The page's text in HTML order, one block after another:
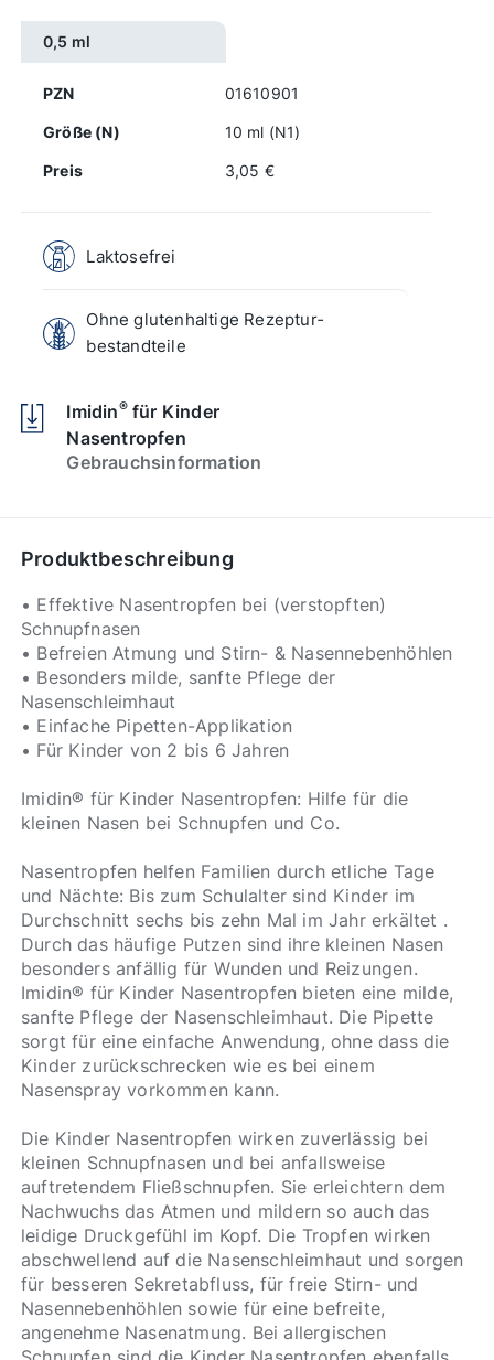
0,5 ml
PZN 01610901
Größe (N) 10 ml (N1)
Preis 3,05 €
Laktosefrei
Ohne gluten­haltige Rezeptur­
bestandteile
Imidin®für Kinder
Nasentropfen
Gebrauchsinformation
Produktbeschreibung
• Effektive Nasentropfen bei (verstopften)
Schnupfnasen
• Befreien Atmung und Stirn- & Nasennebenhöhlen
• Besonders milde, sanfte Pflege der
Nasenschleimhaut
• Einfache Pipetten-Applikation
• Für Kinder von 2 bis 6 Jahren
Imidin® für Kinder Nasentropfen: Hilfe für die
kleinen Nasen bei Schnupfen und Co.
Nasentropfen helfen Familien durch etliche Tage
und Nächte: Bis zum Schulalter sind Kinder im
Durchschnitt sechs bis zehn Mal im Jahr erkältet .
Durch das häufige Putzen sind ihre kleinen Nasen
besonders anfällig für Wunden und Reizungen.
Imidin® für Kinder Nasentropfen bieten eine milde,
sanfte Pflege der Nasenschleimhaut. Die Pipette
sorgt für eine einfache Anwendung, ohne dass die
Kinder zurückschrecken wie es bei einem
Nasenspray vorkommen kann.
Die Kinder Nasentropfen wirken zuverlässig bei
kleinen Schnupfnasen und bei anfallsweise
auftretendem Fließschnupfen. Sie erleichtern dem
Nachwuchs das Atmen und mildern so auch das
leidige Druckgefühl im Kopf. Die Tropfen wirken
abschwellend auf die Nasenschleimhaut und sorgen
für besseren Sekretabfluss, für freie Stirn- und
Nasennebenhöhlen sowie für eine befreite,
angenehme Nasenatmung. Bei allergischen